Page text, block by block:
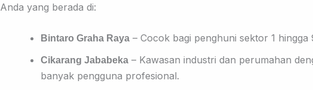
Anda yang berada di:
Bintaro Graha Raya – Cocok bagi penghuni sektor 1 hingga
Cikarang Jababeka – Kawasan industri dan perumahan
banyak pengguna profesional.